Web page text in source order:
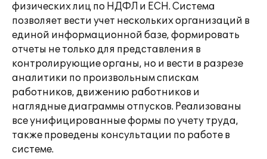
физических лиц по НДФЛ и ЕСН. Система
позволяет вести учет нескольких организаций в
единой информационной базе, формировать
отчеты не только для представления в
контролирующие органы, но и вести в разрезе
аналитики по произвольным спискам
работников, движению работников и
наглядные диаграммы отпусков. Реализованы
все унифицированные формы по учету труда,
также проведены консультации по работе в
системе.